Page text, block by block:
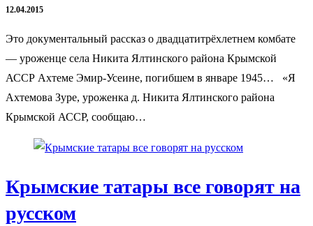
12.04.2015
Это документальный рассказ о двадцатитрёхлетнем комбате
— уроженце села Никита Ялтинского района Крымской
АССР Ахтеме Эмир-Усеине, погибшем в январе 1945… «Я
Ахтемова Зуре, уроженка д. Никита Ялтинского района
Крымской АССР, сообщаю…
Крымские татары все говорят на
русском